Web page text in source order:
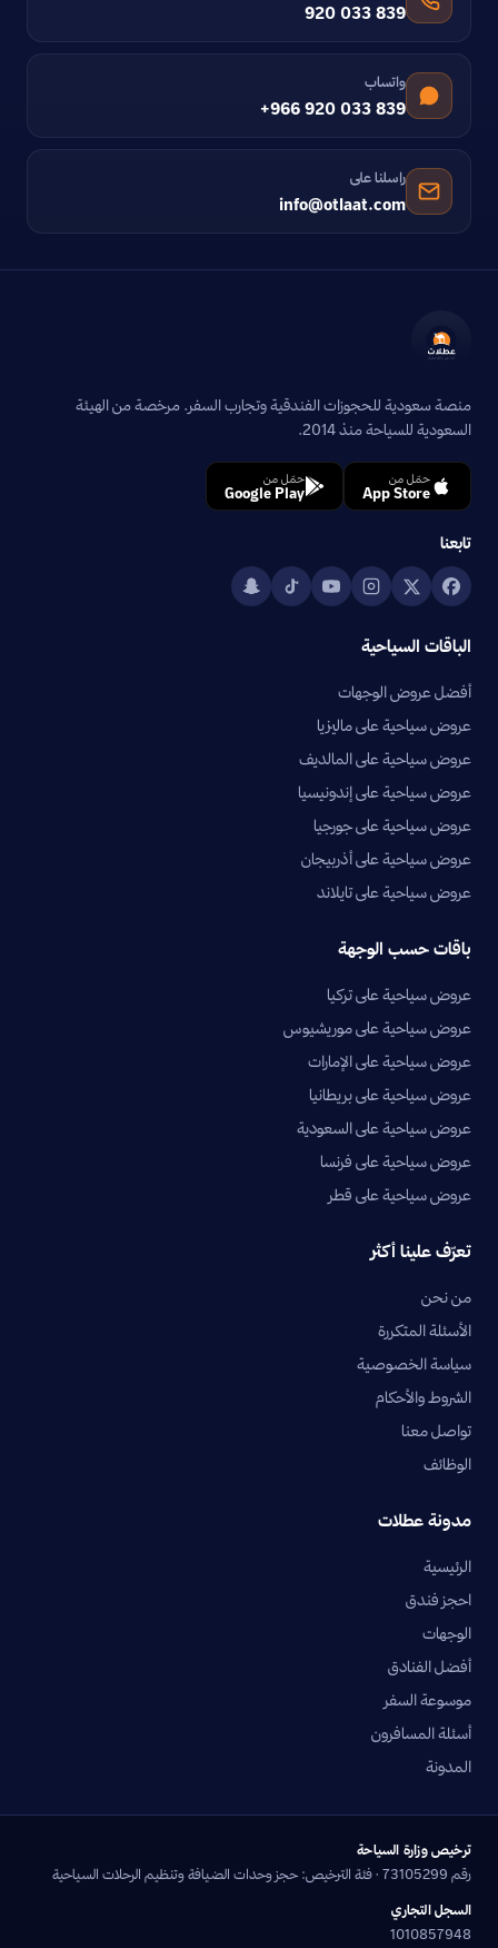
920 033 839
واتساب
+966 920 033 839
راسلنا على
info@otlaat.com
منصة سعودية للحجوزات الفندقية وتجارب السفر. مرخصة من الهيئة
السعودية للسياحة منذ 2014.
حمّل من
App Store
حمّل من
Google Play
تابعنا
الباقات السياحية
أفضل عروض الوجهات
عروض سياحية على ماليزيا
عروض سياحية على المالديف
عروض سياحية على إندونيسيا
عروض سياحية على جورجيا
عروض سياحية على أذربيجان
عروض سياحية على تايلاند
باقات حسب الوجهة
عروض سياحية على تركيا
عروض سياحية على موريشيوس
عروض سياحية على الإمارات
عروض سياحية على بريطانيا
عروض سياحية على السعودية
عروض سياحية على فرنسا
عروض سياحية على قطر
تعرّف علينا أكثر
من نحن
الأسئلة المتكررة
سياسة الخصوصية
الشروط والأحكام
تواصل معنا
الوظائف
مدونة عطلات
الرئيسية
احجز فندق
الوجهات
أفضل الفنادق
موسوعة السفر
أسئلة المسافرون
المدونة
ترخيص وزارة السياحة
رقم 73105299 · فئة الترخيص: حجز وحدات الضيافة وتنظيم الرحلات السياحية
السجل التجاري
1010857948